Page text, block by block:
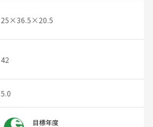
25×36.5×20.5
42
5.0